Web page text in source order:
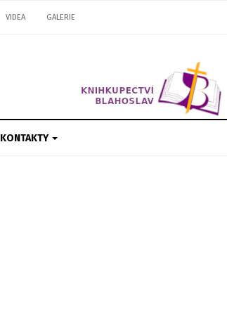
VIDEA GALERIE
KONTAKTY